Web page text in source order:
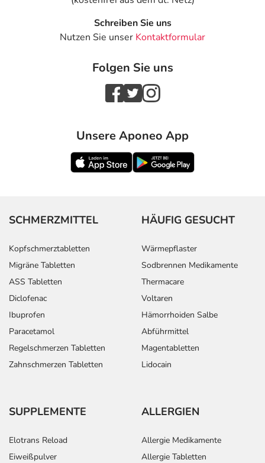
Schreiben Sie uns
Nutzen Sie unser Kontaktformular
Folgen Sie uns
Unsere Aponeo App
SCHMERZMITTEL
Kopfschmerztabletten
Migräne Tabletten
ASS Tabletten
Diclofenac
Ibuprofen
Paracetamol
Regelschmerzen Tabletten
Zahnschmerzen Tabletten
HÄUFIG GESUCHT
Wärmepflaster
Sodbrennen Medikamente
Thermacare
Voltaren
Hämorrhoiden Salbe
Abführmittel
Magentabletten
Lidocain
SUPPLEMENTE
Elotrans Reload
Eiweißpulver
ALLERGIEN
Allergie Medikamente
Allergie Tabletten